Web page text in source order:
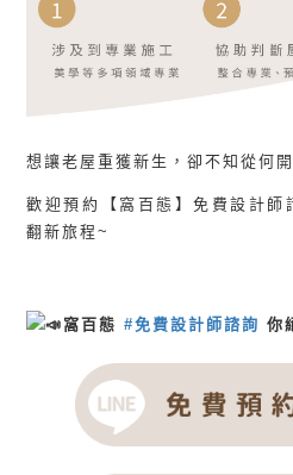
想讓老屋重獲新生，卻不知從何開
歡迎預約【窩百態】免費設計師
翻新旅程~
窩百態#免費設計師諮詢 你